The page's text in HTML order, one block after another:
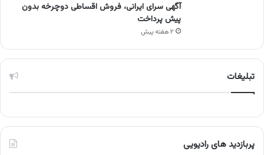
آگهی سرای ایرانی، فروش اقساطی دوچرخه بدون
پیش پرداخت
۲ هفته پیش
تبلیغات
پربازدید های رادیویی